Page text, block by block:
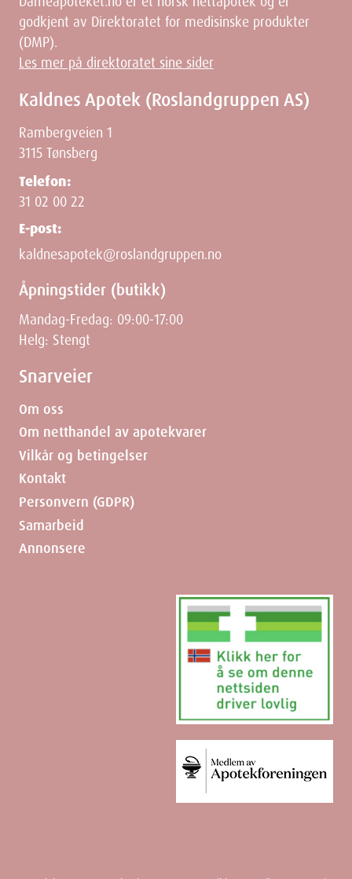
godkjent av Direktoratet for medisinske produkter
(DMP).
Les mer på direktoratet sine sider
Kaldnes Apotek (Roslandgruppen AS)
Rambergveien 1
3115 Tønsberg
Telefon:
31 02 00 22
E-post:
kaldnesapotek@roslandgruppen.no
Åpningstider (butikk)
Mandag-Fredag: 09:00-17:00
Helg: Stengt
Snarveier
Om oss
Om netthandel av apotekvarer
Vilkår og betingelser
Kontakt
Personvern (GDPR)
Samarbeid
Annonsere